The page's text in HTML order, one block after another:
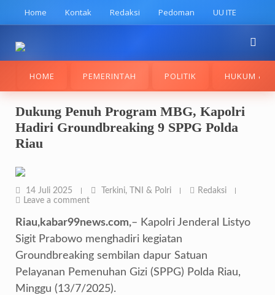
content
Home Kontak Redaksi Pedoman UU ITE
HOME PEMERINTAH POLITIK HUKUM &
Dukung Penuh Program MBG, Kapolri
Hadiri Groundbreaking 9 SPPG Polda
Riau
14 Juli 2025 Terkini, TNI & Polri
Redaksi
Leave a comment
Riau,kabar99news.com,– Kapolri Jenderal Listyo
Sigit Prabowo menghadiri kegiatan
Groundbreaking sembilan dapur Satuan
Pelayanan Pemenuhan Gizi (SPPG) Polda Riau,
Minggu (13/7/2025).